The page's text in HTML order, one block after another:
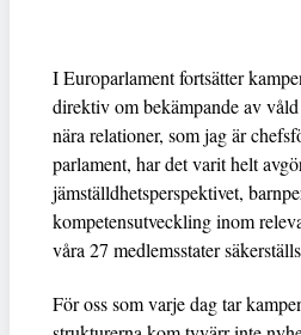
I Europarlament fortsätter
direktiv om bekämpande av
nära relationer, som jag är
parlament, har det varit helt
jämställdhetsperspektivet,
kompetensutveckling inom
våra 27 medlemsstater
För oss som varje dag tar